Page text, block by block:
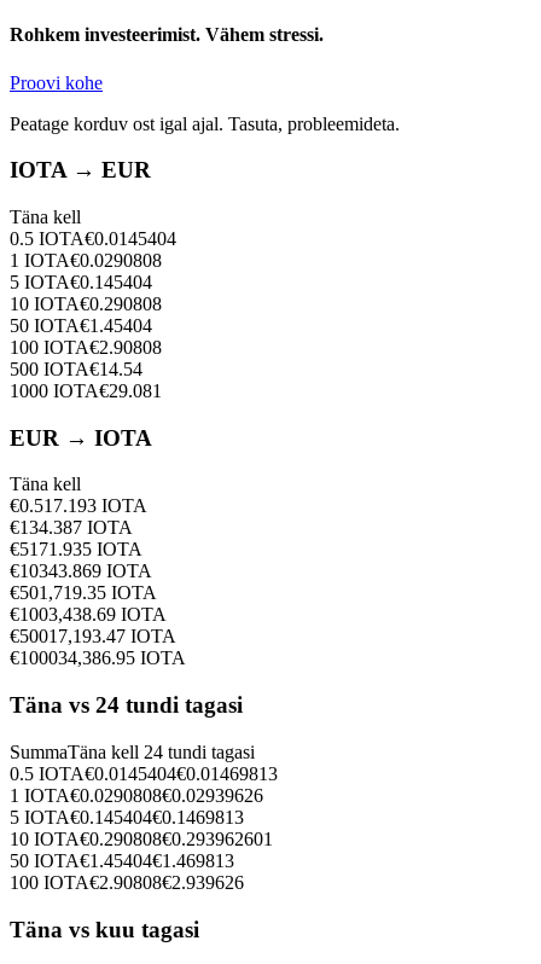
Rohkem investeerimist. Vähem stressi.
Proovi kohe
Peatage korduv ost igal ajal. Tasuta, probleemideta.
IOTA → EUR
Täna kell
0.5 IOTA€0.0145404
1 IOTA€0.0290808
5 IOTA€0.145404
10 IOTA€0.290808
50 IOTA€1.45404
100 IOTA€2.90808
500 IOTA€14.54
1000 IOTA€29.081
EUR → IOTA
Täna kell
€0.517.193 IOTA
€134.387 IOTA
€5171.935 IOTA
€10343.869 IOTA
€501,719.35 IOTA
€1003,438.69 IOTA
€50017,193.47 IOTA
€100034,386.95 IOTA
Täna vs 24 tundi tagasi
SummaTäna kell 24 tundi tagasi
0.5 IOTA€0.0145404€0.01469813
1 IOTA€0.0290808€0.02939626
5 IOTA€0.145404€0.1469813
10 IOTA€0.290808€0.293962601
50 IOTA€1.45404€1.469813
100 IOTA€2.90808€2.939626
Täna vs kuu tagasi